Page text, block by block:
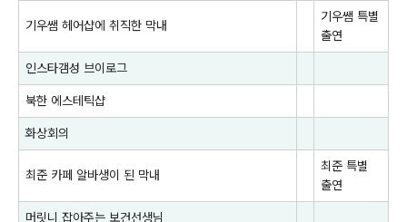
기우쌤 헤어샵에 취직한 막내
기우쌤 특별
출연
인스타갬성 브이로그
북한 에스테틱샵
화상회의
최준 카페 알바생이 된 막내
최준 특별
출연
머릿니 잡아주는 보건선생님